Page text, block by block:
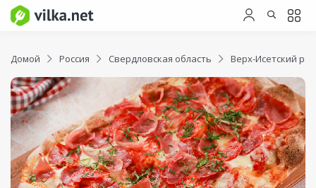
Домой Россия Свердловская область Верх-Исетский